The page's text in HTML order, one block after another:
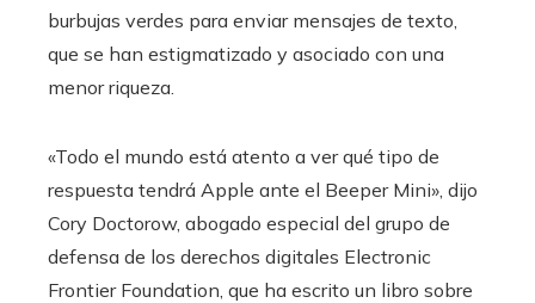
burbujas verdes para enviar mensajes de texto,
que se han estigmatizado y asociado con una
menor riqueza.
«Todo el mundo está atento a ver qué tipo de
respuesta tendrá Apple ante el Beeper Mini», dijo
Cory Doctorow, abogado especial del grupo de
defensa de los derechos digitales Electronic
Frontier Foundation, que ha escrito un libro sobre